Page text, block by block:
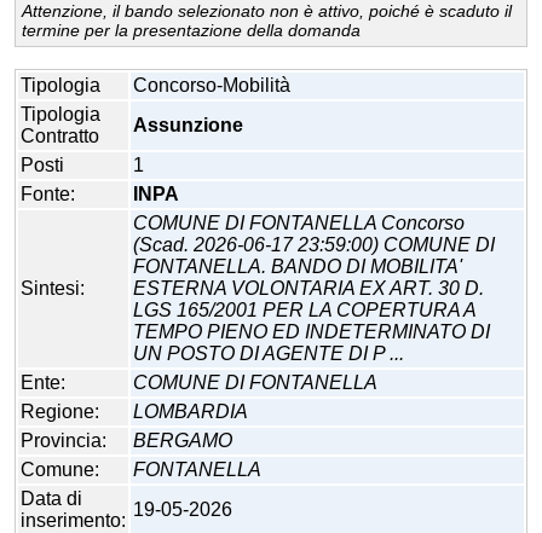
Attenzione, il bando selezionato non è attivo, poiché è scaduto il
termine per la presentazione della domanda
Tipologia
Concorso-Mobilità
Tipologia
Contratto
Assunzione
Posti
1
Fonte:
INPA
Sintesi:
COMUNE DI FONTANELLA Concorso
(Scad. 2026-06-17 23:59:00) COMUNE DI
FONTANELLA. BANDO DI MOBILITA'
ESTERNA VOLONTARIA EX ART. 30 D.
LGS 165/2001 PER LA COPERTURA A
TEMPO PIENO ED INDETERMINATO DI
UN POSTO DI AGENTE DI P ...
Ente:
COMUNE DI FONTANELLA
Regione:
LOMBARDIA
Provincia:
BERGAMO
Comune:
FONTANELLA
Data di
inserimento:
19-05-2026